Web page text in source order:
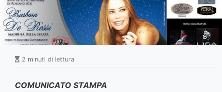
2 minuti di lettura
COMUNICATO STAMPA